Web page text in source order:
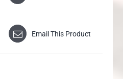
Email This Product